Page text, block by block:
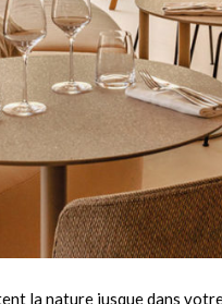
la nature jusque dans